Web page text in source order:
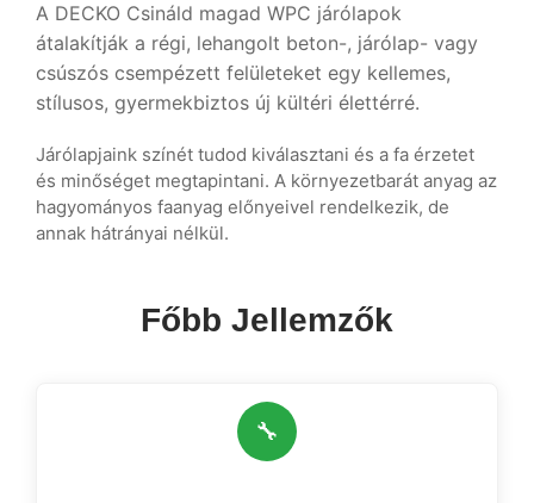
A DECKO Csináld magad WPC járólapok
átalakítják a régi, lehangolt beton-, járólap- vagy
csúszós csempézett felületeket egy kellemes,
stílusos, gyermekbiztos új kültéri élettérré.
Járólapjaink színét tudod kiválasztani és a fa érzetet
és minőséget megtapintani. A környezetbarát anyag az
hagyományos faanyag előnyeivel rendelkezik, de
annak hátrányai nélkül.
Főbb Jellemzők
🔧